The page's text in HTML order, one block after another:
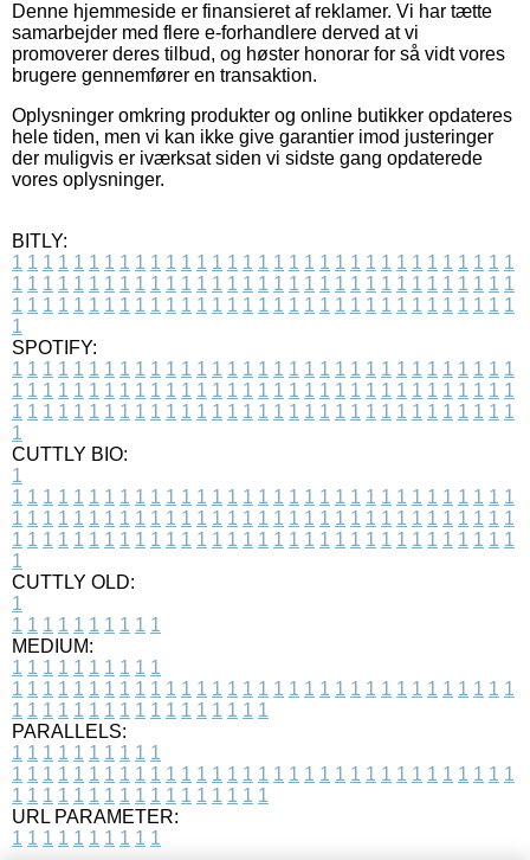
Denne hjemmeside er finansieret af reklamer. Vi har tætte
samarbejder med flere e-forhandlere derved at vi
promoverer deres tilbud, og høster honorar for så vidt vores
brugere gennemfører en transaktion.
Oplysninger omkring produkter og online butikker opdateres
hele tiden, men vi kan ikke give garantier imod justeringer
der muligvis er iværksat siden vi sidste gang opdaterede
vores oplysninger.
BITLY:
1 1 1 1 1 1 1 1 1 1 1 1 1 1 1 1 1 1 1 1 1 1 1 1 1 1 1 1 1 1 1 1 1
1 1 1 1 1 1 1 1 1 1 1 1 1 1 1 1 1 1 1 1 1 1 1 1 1 1 1 1 1 1 1 1 1
1 1 1 1 1 1 1 1 1 1 1 1 1 1 1 1 1 1 1 1 1 1 1 1 1 1 1 1 1 1 1 1 1
1
SPOTIFY:
1 1 1 1 1 1 1 1 1 1 1 1 1 1 1 1 1 1 1 1 1 1 1 1 1 1 1 1 1 1 1 1 1
1 1 1 1 1 1 1 1 1 1 1 1 1 1 1 1 1 1 1 1 1 1 1 1 1 1 1 1 1 1 1 1 1
1 1 1 1 1 1 1 1 1 1 1 1 1 1 1 1 1 1 1 1 1 1 1 1 1 1 1 1 1 1 1 1 1
1
CUTTLY BIO:
1
1 1 1 1 1 1 1 1 1 1 1 1 1 1 1 1 1 1 1 1 1 1 1 1 1 1 1 1 1 1 1 1 1
1 1 1 1 1 1 1 1 1 1 1 1 1 1 1 1 1 1 1 1 1 1 1 1 1 1 1 1 1 1 1 1 1
1 1 1 1 1 1 1 1 1 1 1 1 1 1 1 1 1 1 1 1 1 1 1 1 1 1 1 1 1 1 1 1 1
1
CUTTLY OLD:
1
1 1 1 1 1 1 1 1 1 1
MEDIUM:
1 1 1 1 1 1 1 1 1 1
1 1 1 1 1 1 1 1 1 1 1 1 1 1 1 1 1 1 1 1 1 1 1 1 1 1 1 1 1 1 1 1 1
1 1 1 1 1 1 1 1 1 1 1 1 1 1 1 1 1
PARALLELS:
1 1 1 1 1 1 1 1 1 1
1 1 1 1 1 1 1 1 1 1 1 1 1 1 1 1 1 1 1 1 1 1 1 1 1 1 1 1 1 1 1 1 1
1 1 1 1 1 1 1 1 1 1 1 1 1 1 1 1 1
URL PARAMETER:
1 1 1 1 1 1 1 1 1 1